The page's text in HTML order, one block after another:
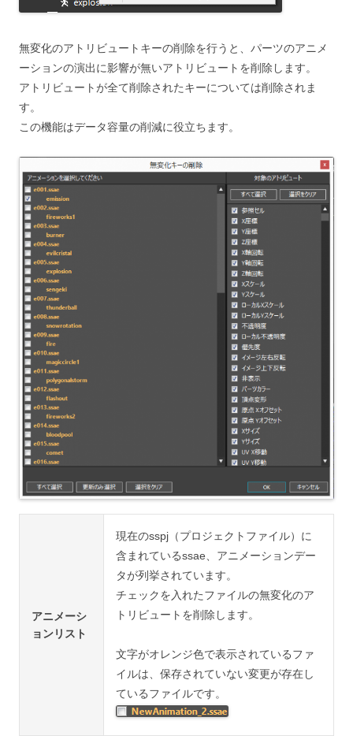
無変化のアトリビュートキーの削除を行うと、パーツのアニメ
ーションの演出に影響が無いアトリビュートを削除します。
アトリビュートが全て削除されたキーについては削除されま
す。
この機能はデータ容量の削減に役立ちます。
アニメーシ
ョンリスト
現在のsspj（プロジェクトファイル）に
含まれているssae、アニメーションデー
タが列挙されています。
チェックを入れたファイルの無変化のア
トリビュートを削除します。
文字がオレンジ色で表示されているファ
イルは、保存されていない変更が存在し
ているファイルです。